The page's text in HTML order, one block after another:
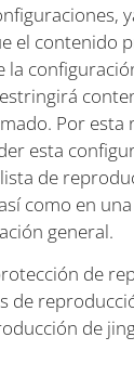
el contenido
la
Por esta
esta
de
como en
general.
de
de
de